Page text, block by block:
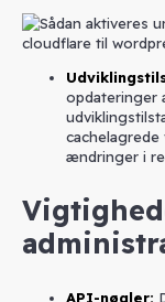
opdateringer
cachelagrede
ændringer i
API-nøgler: